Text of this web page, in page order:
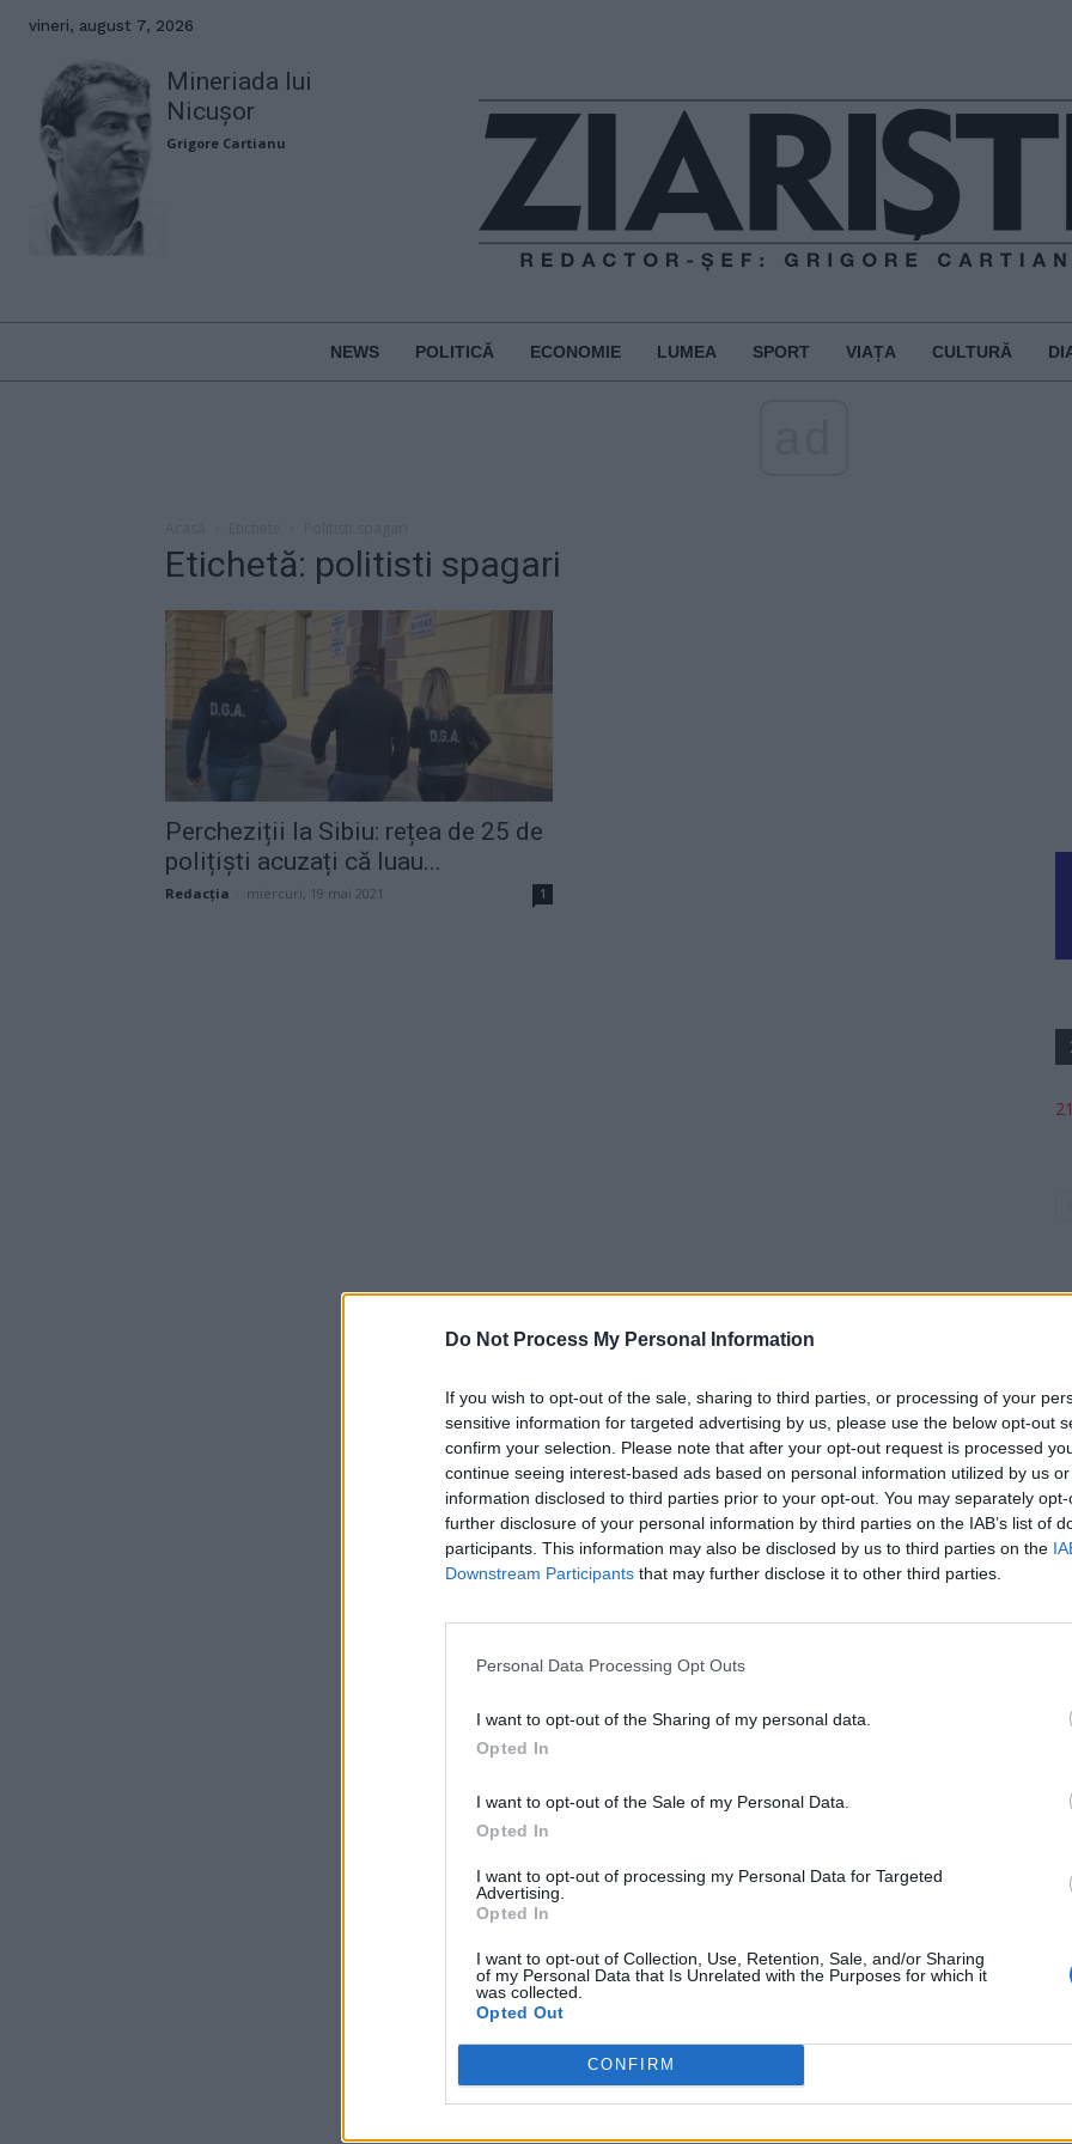
Do Not Process My Personal Information
If you wish to opt-out of the sale, sharing to third parties, or processing of your
sensitive information for targeted advertising by us, please use the below opt-out
confirm your selection. Please note that after your opt-out request is processed
continue seeing interest-based ads based on personal information utilized by us
information disclosed to third parties prior to your opt-out. You may separately
further disclosure of your personal information by third parties on the IAB’s list of
participants. This information may also be disclosed by us to third parties on the
Downstream Participants that may further disclose it to other third parties.
Personal Data Processing Opt Outs
I want to opt-out of the Sharing of my personal data.
Opted In
I want to opt-out of the Sale of my Personal Data.
Opted In
I want to opt-out of processing my Personal Data for Targeted
Advertising.
Opted In
I want to opt-out of Collection, Use, Retention, Sale, and/or Sharing
of my Personal Data that Is Unrelated with the Purposes for which it
was collected.
Opted Out
CONFIRM
vineri, august 7, 2026
Mineriada lui
Nicușor
Grigore Cartianu
NEWS POLITICĂ ECONOMIE LUMEA SPORT VIAȚA CULTURĂ
Etichetă: politisti spagari
Percheziții la Sibiu: rețea de 25 de
polițiști acuzați că luau...
Redacţia miercuri, 19 mai 2021 1